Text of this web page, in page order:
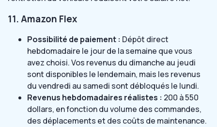
11. Amazon Flex
Possibilité de paiement : Dépôt direct
hebdomadaire le jour de la semaine que vous
avez choisi. Vos revenus du dimanche au jeudi
sont disponibles le lendemain, mais les revenus
du vendredi au samedi sont débloqués le lundi.
Revenus hebdomadaires réalistes : 200 à 550
dollars, en fonction du volume des commandes,
des déplacements et des coûts de maintenance.